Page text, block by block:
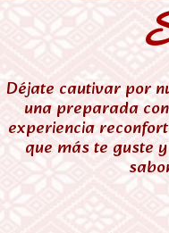
Déjate cautivar por
una preparada
experiencia
que más te guste